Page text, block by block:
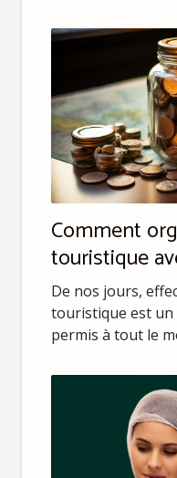
Comment
touristique
?
De nos jours,
touristique est un
permis à tout le